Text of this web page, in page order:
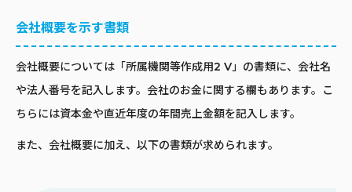
会社概要を示す書類
会社概要については「所属機関等作成用2 V」の書類に、会社名
や法人番号を記入します。会社のお金に関する欄もあります。こ
ちらには資本金や直近年度の年間売上金額を記入します。
また、会社概要に加え、以下の書類が求められます。